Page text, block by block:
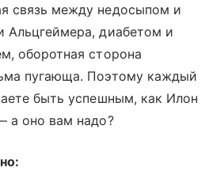
связь между недосыпом и
Альцгеймера, диабетом и
оборотная сторона
пугающа. Поэтому каждый
быть успешным, как Илон
а оно вам надо?